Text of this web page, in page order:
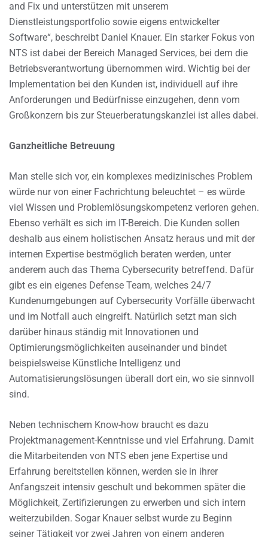
and Fix und unterstützen mit unserem
Dienstleistungsportfolio sowie eigens entwickelter
Software“, beschreibt Daniel Knauer. Ein starker Fokus von
NTS ist dabei der Bereich Managed Services, bei dem die
Betriebsverantwortung übernommen wird. Wichtig bei der
Implementation bei den Kunden ist, individuell auf ihre
Anforderungen und Bedürfnisse einzugehen, denn vom
Großkonzern bis zur Steuerberatungskanzlei ist alles dabei.
Ganzheitliche Betreuung
Man stelle sich vor, ein komplexes medizinisches Problem
würde nur von einer Fachrichtung beleuchtet – es würde
viel Wissen und Problemlösungskompetenz verloren gehen.
Ebenso verhält es sich im IT-Bereich. Die Kunden sollen
deshalb aus einem holistischen Ansatz heraus und mit der
internen Expertise bestmöglich beraten werden, unter
anderem auch das Thema Cybersecurity betreffend. Dafür
gibt es ein eigenes Defense Team, welches 24/7
Kundenumgebungen auf Cybersecurity Vorfälle überwacht
und im Notfall auch eingreift. Natürlich setzt man sich
darüber hinaus ständig mit Innovationen und
Optimierungsmöglichkeiten auseinander und bindet
beispielsweise Künstliche Intelligenz und
Automatisierungslösungen überall dort ein, wo sie sinnvoll
sind.
Neben technischem Know-how braucht es dazu
Projektmanagement-Kenntnisse und viel Erfahrung. Damit
die Mitarbeitenden von NTS eben jene Expertise und
Erfahrung bereitstellen können, werden sie in ihrer
Anfangszeit intensiv geschult und bekommen später die
Möglichkeit, Zertifizierungen zu erwerben und sich intern
weiterzubilden. Sogar Knauer selbst wurde zu Beginn
seiner Tätigkeit vor zwei Jahren von einem anderen